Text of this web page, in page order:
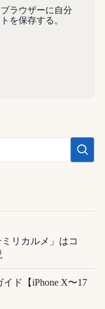
ラウザーに自分
を保存する。
リカルメ」はコ
ド【iPhone X〜17